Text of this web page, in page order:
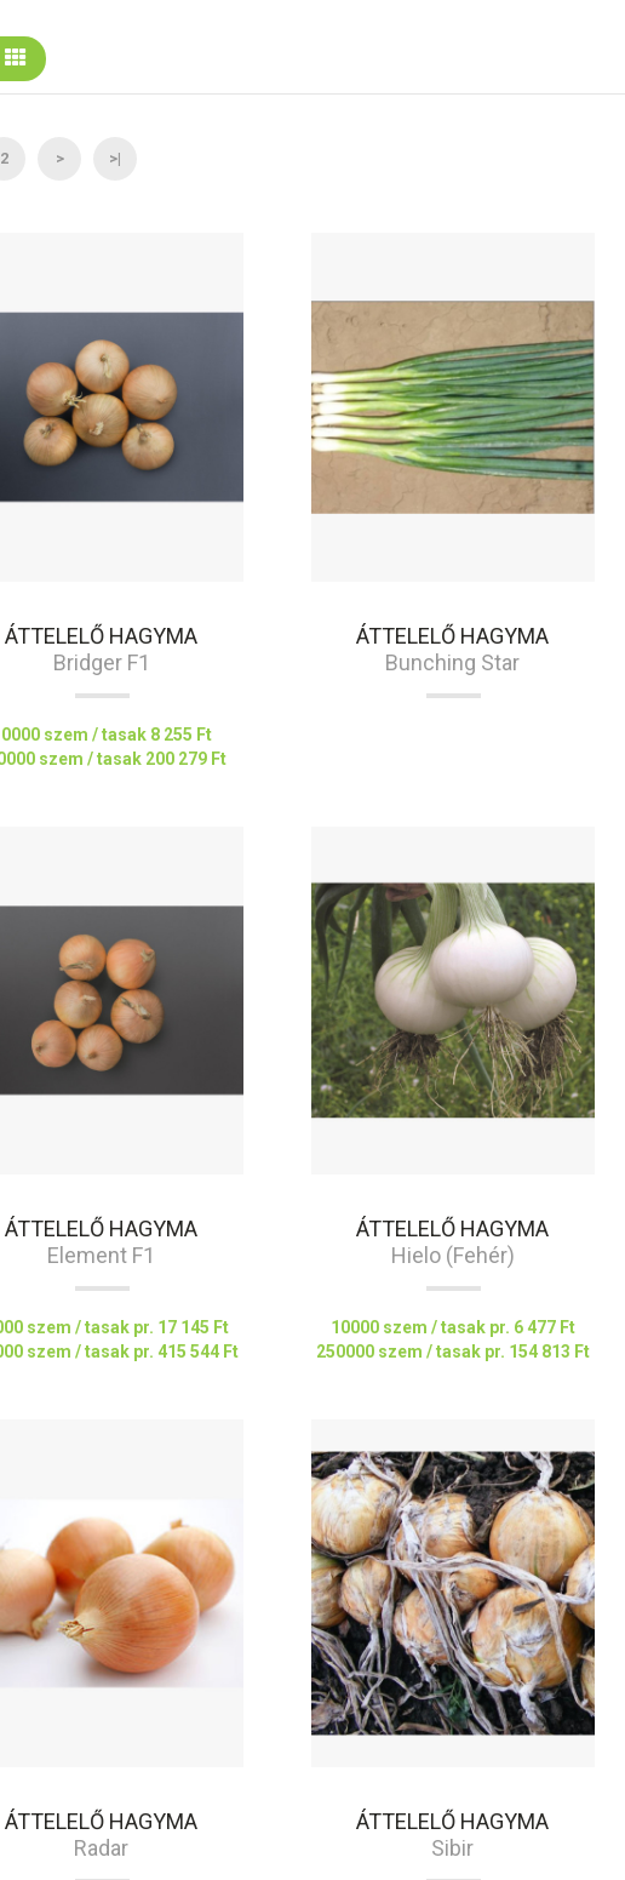
2 > >|
ÁTTELELŐ HAGYMA
Bridger F1
szem / tasak 8 255 Ft
szem / tasak 200 279 Ft
ÁTTELELŐ HAGYMA
Bunching Star
ÁTTELELŐ HAGYMA
Element F1
szem / tasak pr. 17 145 Ft
szem / tasak pr. 415 544 Ft
ÁTTELELŐ HAGYMA
Hielo (fehér)
10000 szem / tasak pr. 6 477 Ft
250000 szem / tasak pr. 154 813 Ft
ÁTTELELŐ HAGYMA
Radar
ÁTTELELŐ HAGYMA
Sibir